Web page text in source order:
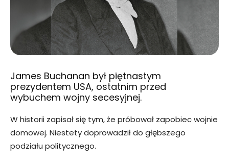
James Buchanan był piętnastym
prezydentem USA, ostatnim przed
wybuchem wojny secesyjnej.
W historii zapisał się tym, że próbował zapobiec wojnie
domowej. Niestety doprowadził do głębszego
podziału politycznego.